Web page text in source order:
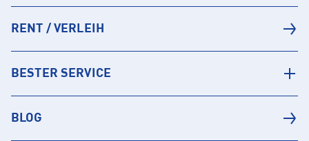
RENT / VERLEIH
BESTER SERVICE
BLOG